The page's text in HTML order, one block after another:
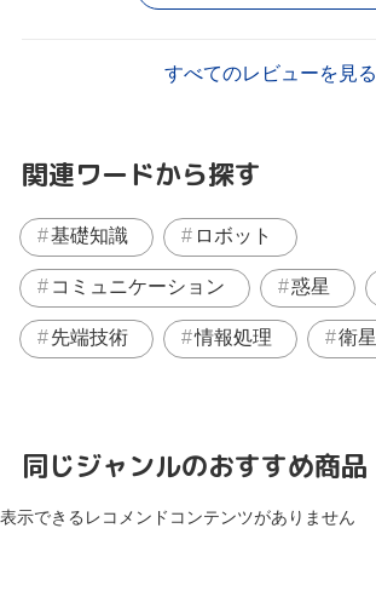
すべてのレビューを見る
関連ワードから探す
基礎知識 ロボット
コミュニケーション 惑星
先端技術 情報処理 衛星
同じジャンルのおすすめ商品
表示できるレコメンドコンテンツがありません